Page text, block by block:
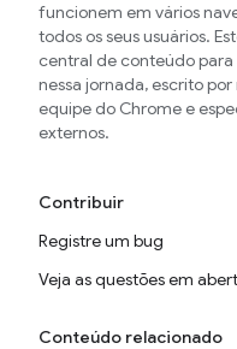
funcionem em vários
todos os seus usuários.
central de conteúdo
nessa jornada, escrito
equipe do Chrome e
externos.
Contribuir
Registre um bug
Veja as questões em
Conteúdo relacionado